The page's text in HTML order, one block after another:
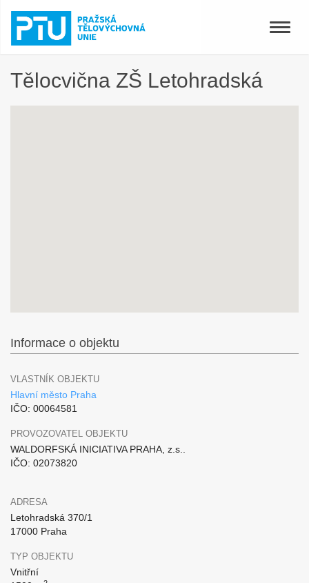
Toggle
Tělocvična ZŠ Letohradská
Informace o objektu
VLASTNÍK OBJEKTU
Hlavní město Praha
IČO: 00064581
PROVOZOVATEL OBJEKTU
WALDORFSKÁ INICIATIVA PRAHA, z.s..
IČO: 02073820
ADRESA
Letohradská 370/1
17000 Praha
TYP OBJEKTU
Vnitřní